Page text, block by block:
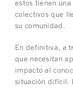
estos tienen
colectivos que
su comunidad.
En definitiva, a
que necesitan
impacto al
situación difícil.